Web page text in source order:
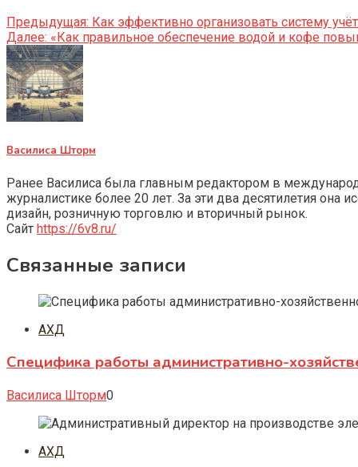
Предыдущая: Как эффективно организовать систему
Далее: «Как правильное обеспечение водой и кофе
Василиса Шторм
Ранее Василиса была главным редактором в
журналистике более 20 лет. За эти два десятилетия
дизайн, розничную торговлю и вторичный рынок.
Сайт https://6v8.ru/
Связанные записи
АХД
Специфика работы административно-
Василиса Шторм0
АХД